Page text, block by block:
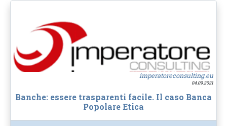
imperatoreconsulting.eu
04.09.2021
Banche: essere trasparenti facile. Il caso Banca
Popolare Etica